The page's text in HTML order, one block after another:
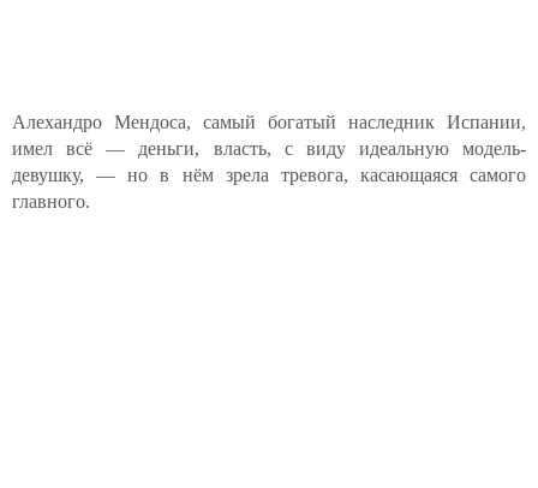
Алехандро Мендоса, самый богатый наследник Испании,
имел всё — деньги, власть, с виду идеальную модель-
девушку, — но в нём зрела тревога, касающаяся самого
главного.